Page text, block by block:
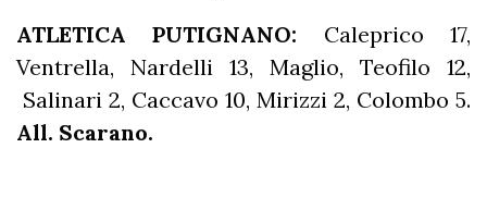
ATLETICA PUTIGNANO: Caleprico 17,
Ventrella, Nardelli 13, Maglio, Teofilo 12,
Salinari 2, Caccavo 10, Mirizzi 2, Colombo 5.
All. Scarano.